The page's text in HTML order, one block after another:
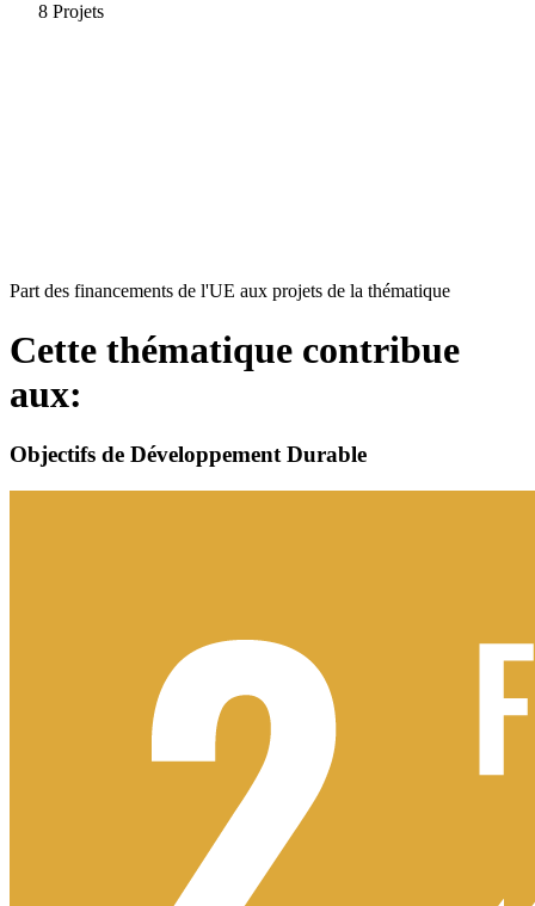
8 Projets
Part des financements de l'UE aux projets de la thématique
Cette thématique contribue
aux:
Objectifs de Développement Durable